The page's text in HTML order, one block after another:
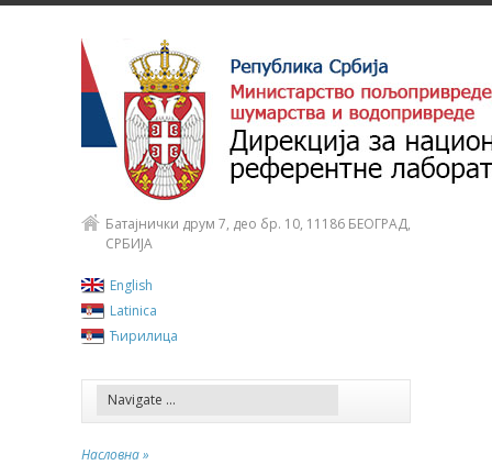
Батајнички друм 7, део бр. 10, 11186 БЕОГРАД,
СРБИЈА
English
Latinica
Ћирилица
Насловна »